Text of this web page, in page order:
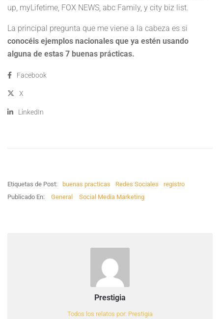
up, myLifetime, FOX NEWS, abc Family, y city biz list.
La principal pregunta que me viene a la cabeza es si
conocéis ejemplos nacionales que ya estén usando
alguna de estas 7 buenas prácticas.
Facebook
X
LinkedIn
Etiquetas de Post: buenas practicas Redes Sociales
registro
Publicado En:
General Social Media Marketing
Prestigia
Todos los relatos por: Prestigia